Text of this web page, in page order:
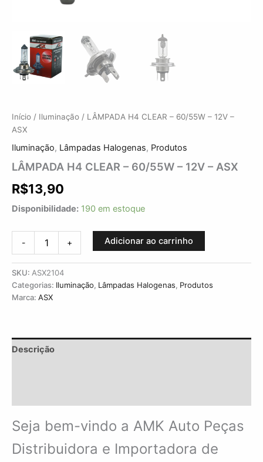
Início / Iluminação / LÂMPADA H4 CLEAR – 60/55W – 12V –
ASX
Iluminação, Lâmpadas Halogenas, Produtos
LÂMPADA H4 CLEAR – 60/55W – 12V – ASX
R$13,90
Disponibilidade: 190 em estoque
- + Adicionar ao carrinho
SKU: ASX2104
Categorias: Iluminação, Lâmpadas Halogenas, Produtos
Marca: ASX
Descrição
Seja bem-vindo a AMK Auto Peças
Distribuidora e Importadora de